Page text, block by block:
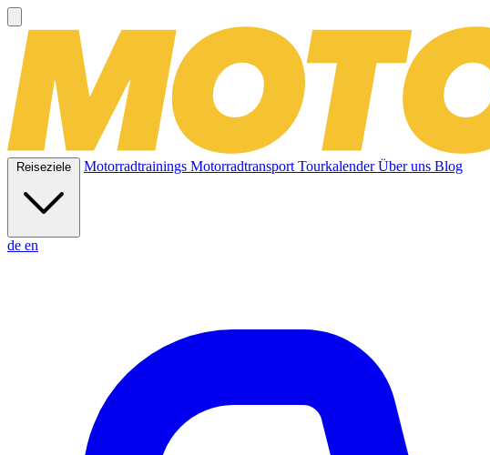
Reiseziele Motorradtrainings Motorradtransport TourkalenderÜber uns Blog
de en